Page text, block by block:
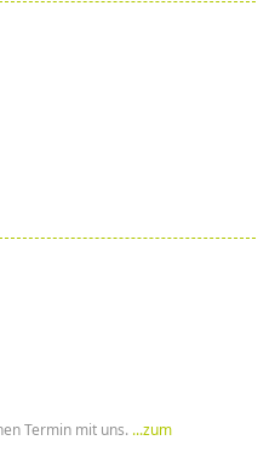
Termin mit uns. ...zum